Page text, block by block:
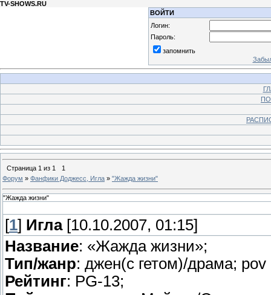
TV-SHOWS.RU
ВОЙТИ
Логин:
Пароль:
запомнить
Страница 1 из 1
1
Форум » Фанфики Доджесс, Игла » "Жажда жизни"
"Жажда жизни"
[1] Игла[10.10.2007, 01:15]
Название: «Жажда жизни»;
Тип/жанр: джен(с гетом)/драма;
Рейтинг: PG-13;